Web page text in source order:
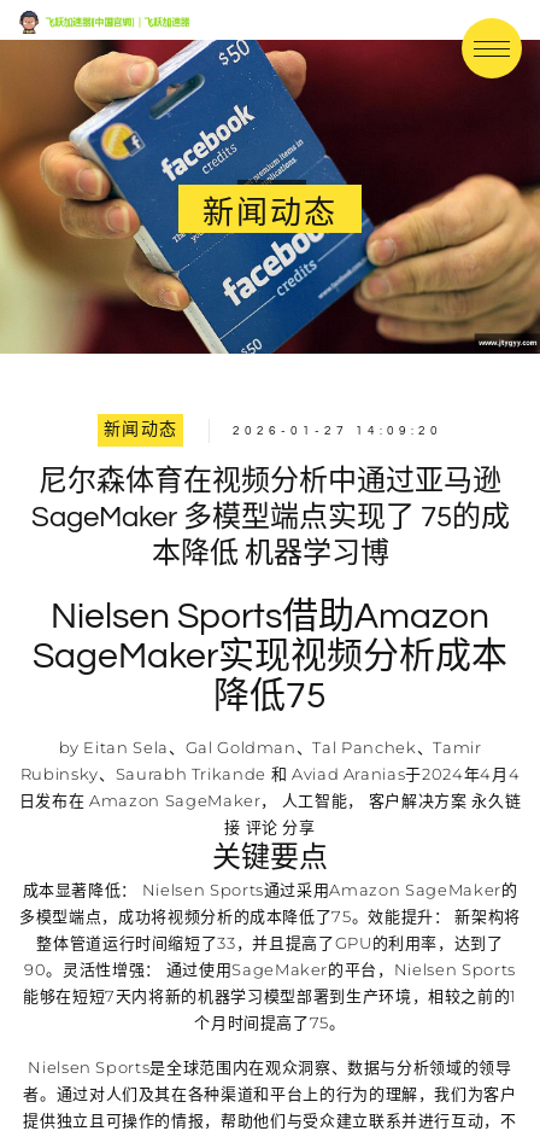
新闻动态
新闻动态 2026-01-27 14:09:20
尼尔森体育在视频分析中通过亚马逊
SageMaker 多模型端点实现了 75的成
本降低 机器学习博
Nielsen Sports借助Amazon
SageMaker实现视频分析成本
降低75
by Eitan Sela、Gal Goldman、Tal Panchek、Tamir
Rubinsky、Saurabh Trikande 和 Aviad Aranias于2024年4月4
日发布在 Amazon SageMaker， 人工智能， 客户解决方案 永久链
接 评论 分享
关键要点
成本显著降低： Nielsen Sports通过采用Amazon SageMaker的
多模型端点，成功将视频分析的成本降低了75。效能提升： 新架构将
整体管道运行时间缩短了33，并且提高了GPU的利用率，达到了
90。灵活性增强： 通过使用SageMaker的平台，Nielsen Sports
能够在短短7天内将新的机器学习模型部署到生产环境，相较之前的1
个月时间提高了75。
Nielsen Sports是全球范围内在观众洞察、数据与分析领域的领导
者。通过对人们及其在各种渠道和平台上的行为的理解，我们为客户
提供独立且可操作的情报，帮助他们与受众建立联系并进行互动，不